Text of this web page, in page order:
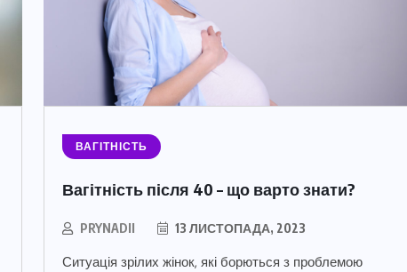
ВАГІТНІСТЬ
Вагітність після 40 – що варто знати?
PRYNADII 13 ЛИСТОПАДА, 2023
Ситуація зрілих жінок, які борються з проблемою